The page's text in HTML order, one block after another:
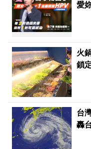
愛
火
鎖
台
轟